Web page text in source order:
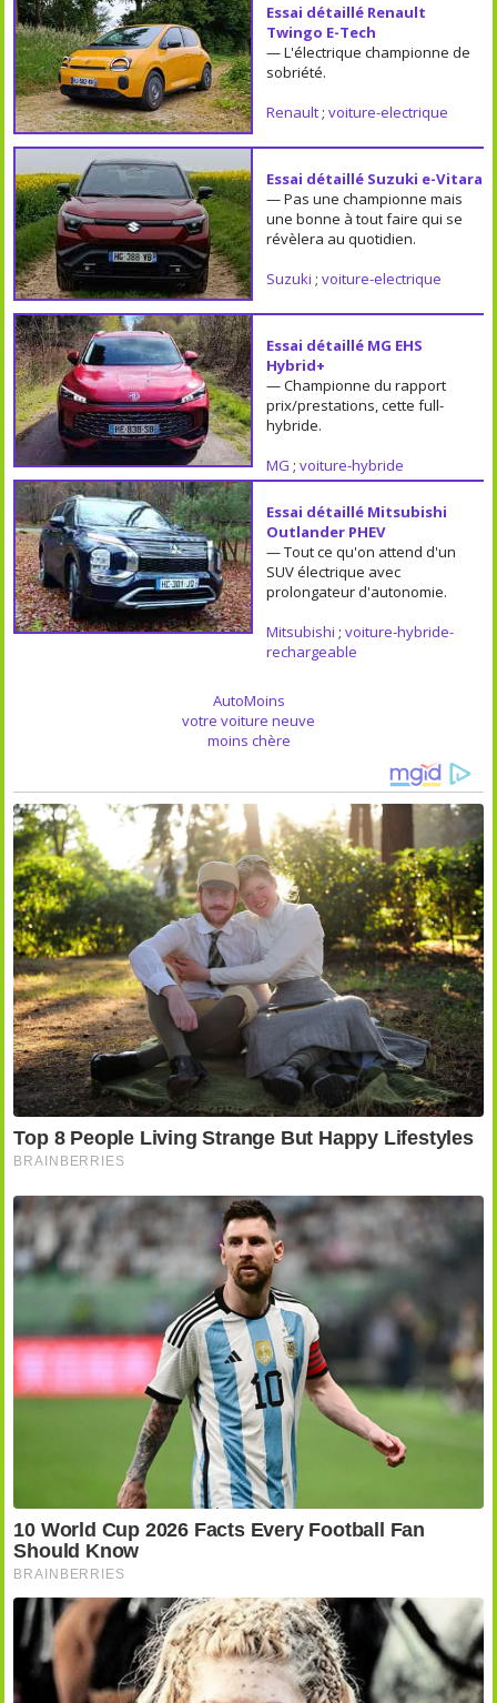
Essai détaillé Renault
Twingo E-Tech
— L'électrique championne de
sobriété.
Renault; voiture-electrique
Essai détaillé Suzuki e-Vitara
— Pas une championne mais
une bonne à tout faire qui se
révèlera au quotidien.
Suzuki ; voiture-electrique
Essai détaillé MG EHS
Hybrid+
— Championne du rapport
prix/prestations, cette full-
hybride.
MG ; voiture-hybride
Essai détaillé Mitsubishi
Outlander PHEV
— Tout ce qu'on attend d'un
SUV électrique avec
prolongateur d'autonomie.
Mitsubishi ; voiture-hybride-
rechargeable
AutoMoins
votre voiture neuve
moins chère